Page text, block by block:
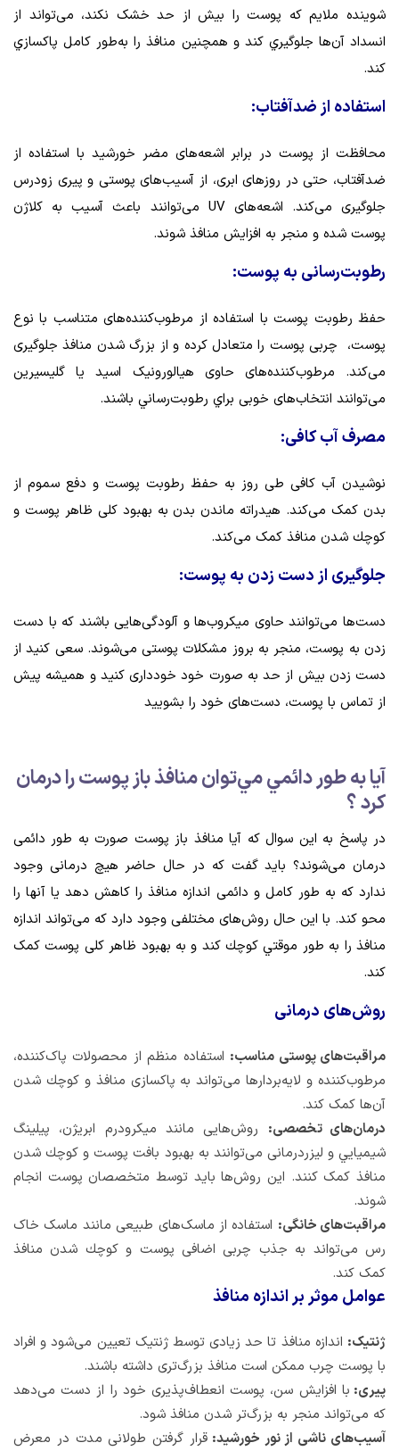
شوینده ملایم که پوست را بیش از حد خشک نکند، می‌تواند از
انسداد آن‌ها جلوگيري كند و همچنين منافذ را به‌طور كامل پاكسازي
كند.
استفاده از ضدآفتاب:
محافظت از پوست در برابر اشعه‌های مضر خورشید با استفاده از
ضدآفتاب، حتی در روزهای ابری، از آسیب‌های پوستی و پیری زودرس
جلوگیری می‌کند. اشعه‌های UV می‌توانند باعث آسیب به کلاژن
پوست شده و منجر به افزایش منافذ شوند.
رطوبت‌رسانی به پوست:
حفظ رطوبت پوست با استفاده از مرطوب‌کننده‌های متناسب با نوع
پوست، چربی پوست را متعادل كرده و از بزرگ شدن منافذ جلوگیری
می‌کند. مرطوب‌کننده‌های حاوی هیالورونیک اسید یا گلیسیرین
می‌توانند انتخاب‌های خوبی براي رطوبت‌رساني باشند.
مصرف آب کافی:
نوشیدن آب کافی طی روز به حفظ رطوبت پوست و دفع سموم از
بدن کمک می‌کند. هیدراته ماندن بدن به بهبود کلی ظاهر پوست و
کوچك شدن منافذ کمک می‌کند.
جلوگیری از دست زدن به پوست:
دست‌ها می‌توانند حاوی میکروب‌ها و آلودگی‌هایی باشند که با دست
زدن به پوست، منجر به بروز مشکلات پوستی می‌شوند. سعی کنید از
دست زدن بیش از حد به صورت خود خودداری کنید و همیشه پیش
از تماس با پوست، دست‌های خود را بشویید
آيا به طور دائمي مي‌توان منافذ باز پوست را درمان
كرد ؟
در پاسخ به این سوال که آیا منافذ باز پوست صورت به طور دائمی
درمان می‌شوند؟ باید گفت که در حال حاضر هیچ درمانی وجود
ندارد که به طور کامل و دائمی اندازه منافذ را کاهش دهد یا آنها را
محو کند. با این حال روش‌های مختلفی وجود دارد که می‌تواند اندازه
منافذ را به طور موقتي كوچك كند و به بهبود ظاهر کلی پوست کمک
کند.
روش‌های درمانی
مراقبت‌های پوستی مناسب: استفاده منظم از محصولات پاک‌کننده،
مرطوب‌کننده و لایه‌بردارها می‌تواند به پاکسازی منافذ و كوچك شدن
آن‌ها کمک کند.
درمان‌های تخصصی: روش‌هایی مانند میکرودرم ابریژن، پیلینگ
شیمیایي و لیزردرمانی می‌توانند به بهبود بافت پوست و كوچك شدن
منافذ کمک کنند. این روش‌ها باید توسط متخصصان پوست انجام
شوند.
مراقبت‌های خانگی: استفاده از ماسک‌های طبیعی مانند ماسک خاک
رس می‌تواند به جذب چربی اضافی پوست و کوچك شدن منافذ
کمک کند.
عوامل موثر بر اندازه منافذ
ژنتیک: اندازه منافذ تا حد زیادی توسط ژنتیک تعیین می‌شود و افراد
با پوست چرب ممکن است منافذ بزرگ‌تری داشته باشند.
پیری: با افزایش سن، پوست انعطاف‌پذیری خود را از دست می‌دهد
که می‌تواند منجر به بزرگ‌تر شدن منافذ شود.
آسیب‌های ناشی از نور خورشید: قرار گرفتن طولانی مدت در معرض